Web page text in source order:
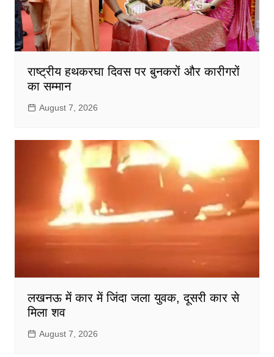
राष्ट्रीय हथकरघा दिवस पर बुनकरों और कारीगरों
का सम्मान
August 7, 2026
लखनऊ में कार में जिंदा जला युवक, दूसरी कार से
मिला शव
August 7, 2026